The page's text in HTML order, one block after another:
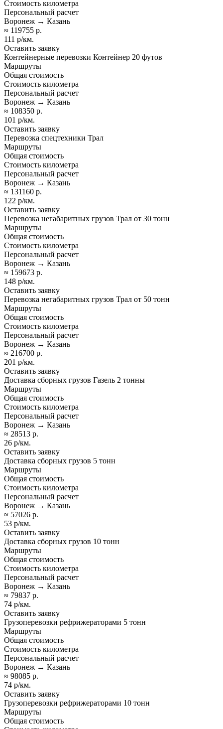
Стоимость километра
Персональный расчет
Воронеж → Казань
≈ 119755 р.
111 р/км.
Оставить заявку
Контейнерные перевозки Контейнер 20 футов
Маршруты
Общая стоимость
Стоимость километра
Персональный расчет
Воронеж → Казань
≈ 108350 р.
101 р/км.
Оставить заявку
Перевозка спецтехники Трал
Маршруты
Общая стоимость
Стоимость километра
Персональный расчет
Воронеж → Казань
≈ 131160 р.
122 р/км.
Оставить заявку
Перевозка негабаритных грузов Трал от 30 тонн
Маршруты
Общая стоимость
Стоимость километра
Персональный расчет
Воронеж → Казань
≈ 159673 р.
148 р/км.
Оставить заявку
Перевозка негабаритных грузов Трал от 50 тонн
Маршруты
Общая стоимость
Стоимость километра
Персональный расчет
Воронеж → Казань
≈ 216700 р.
201 р/км.
Оставить заявку
Доставка сборных грузов Газель 2 тонны
Маршруты
Общая стоимость
Стоимость километра
Персональный расчет
Воронеж → Казань
≈ 28513 р.
26 р/км.
Оставить заявку
Доставка сборных грузов 5 тонн
Маршруты
Общая стоимость
Стоимость километра
Персональный расчет
Воронеж → Казань
≈ 57026 р.
53 р/км.
Оставить заявку
Доставка сборных грузов 10 тонн
Маршруты
Общая стоимость
Стоимость километра
Персональный расчет
Воронеж → Казань
≈ 79837 р.
74 р/км.
Оставить заявку
Грузоперевозки рефрижераторами 5 тонн
Маршруты
Общая стоимость
Стоимость километра
Персональный расчет
Воронеж → Казань
≈ 98085 р.
74 р/км.
Оставить заявку
Грузоперевозки рефрижераторами 10 тонн
Маршруты
Общая стоимость